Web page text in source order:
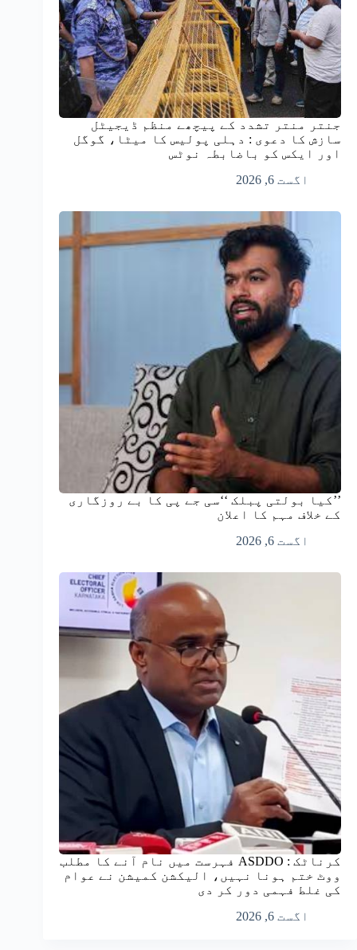
جنتر منتر تشدد کے پیچھے منظم ڈیجیٹل
سازش کا دعوی : دہلی پولیس کا میٹا، گوگل
اور ایکس کو باضابطہ نوٹس
اگست 6, 2026
’’کیا بولتی پبلک ‘‘سی جے پی کا بے روزگاری
کے خلاف مہم کا اعلان
اگست 6, 2026
کرناٹک : ASDDO فہرست میں نام آنے کا مطلب
ووٹ ختم ہونا نہیں، الیکشن کمیشن نے عوام
کی غلط فہمی دور کر دی
اگست 6, 2026